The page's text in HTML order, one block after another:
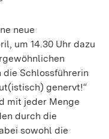
neue
um 14.30 Uhr dazu
die Schlossführerin
genervt!“
mit jeder Menge
durch die
sowohl die